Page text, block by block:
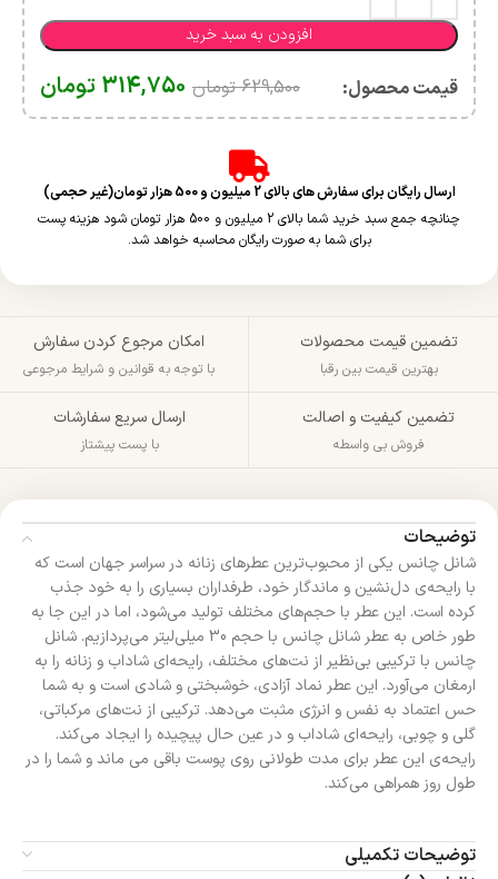
افزودن به سبد خرید
قیمت محصول:​ 629,500 تومان 314,750 تومان
ارسال رایگان برای سفارش های بالای 2 میلیون و 500 هزار تومان(غیر حجمی)
چنانچه جمع سبد خرید شما بالای 2 میلیون و 500 هزار تومان شود هزینه پست
برای شما به صورت رایگان محاسبه خواهد شد.
تضمین قیمت محصولات
بهترین قیمت بین رقبا
امکان مرجوع کردن سفارش
با توجه به قوانین و شرایط مرجوعی
تضمین کیفیت و اصالت
فروش بی واسطه
ارسال سریع سفارشات
با پست پیشتاز
توضیحات
شانل چانس یکی از محبوب‌ترین عطرهای زنانه در سراسر جهان است که
با رایحه‌ی دل‌نشین و ماندگار خود، طرفداران بسیاری را به خود جذب
کرده است. این عطر با حجم‌های مختلف تولید می‌شود، اما در این جا به
طور خاص به عطر شانل چانس با حجم 30 میلی‌لیتر می‌پردازیم. شانل
چانس با ترکیبی بی‌نظیر از نت‌های مختلف، رایحه‌ای شاداب و زنانه را به
ارمغان می‌آورد. این عطر نماد آزادی، خوشبختی و شادی است و به شما
حس اعتماد به نفس و انرژی مثبت می‌دهد. ترکیبی از نت‌های مرکباتی،
گلی و چوبی، رایحه‌ای شاداب و در عین حال پیچیده را ایجاد می‌کند.
رایحه‌ی این عطر برای مدت طولانی روی پوست باقی می‌ ماند و شما را در
طول روز همراهی می‌کند.
توضیحات تکمیلی